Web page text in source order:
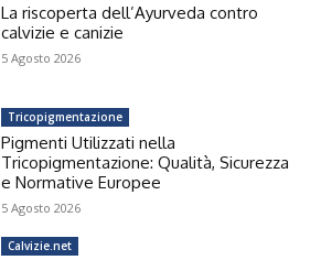
La riscoperta dell’Ayurveda contro
calvizie e canizie
5 Agosto 2026
Tricopigmentazione
Pigmenti Utilizzati nella
Tricopigmentazione: Qualità, Sicurezza
e Normative Europee
5 Agosto 2026
Calvizie.net